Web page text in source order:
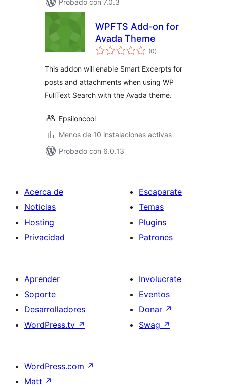
Probado con 7.0.3
WPFTS Add-on for
Avada Theme
(0total
de
)
This addon will enable Smart Excerpts for
posts and attachments when using WP
FullText Search with the Avada theme.
Epsiloncool
Menos de 10 instalaciones activas
Probado con 6.0.13
Acerca de
Noticias
Hosting
Privacidad
Escaparate
Temas
Plugins
Patrones
Aprender
Soporte
Desarrolladores
WordPress.tv ↗
Involucrate
Eventos
Donar ↗
Swag ↗
WordPress.com ↗
Matt ↗